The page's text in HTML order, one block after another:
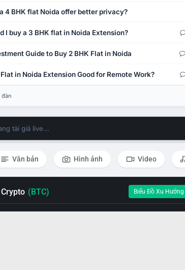
4 BHK flat Noida offer better privacy?
I buy a 3 BHK flat in Noida Extension?
Guide to Buy 2 BHK Flat in Noida
in Noida Extension Good for Remote Work?
đàn
tải giá live...
Văn bản Hình ảnh Video
(BTC) Biểu Đồ Xu Hướng